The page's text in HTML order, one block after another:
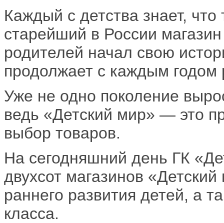
Каждый с детства знает,
старейший в России
родителей начал свою
продолжает с каждым годом
Уже не одно поколение
ведь «Детский мир» — это
выбор товаров.
На сегодняшний день ГК
двухсот магазинов
раннего развития детей, а
класса.